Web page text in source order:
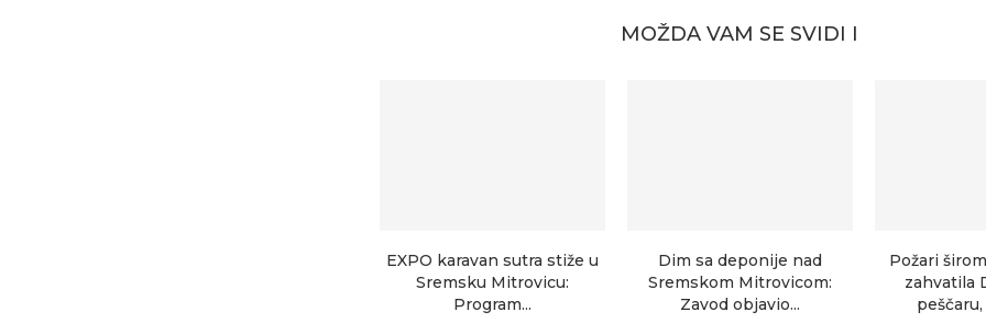
MOŽDA VAM SE SVIDI I
EXPO karavan sutra stiže u
Sremsku Mitrovicu:
Program...
Dim sa deponije nad
Sremskom Mitrovicom:
Zavod objavio...
Požari
zahvatila